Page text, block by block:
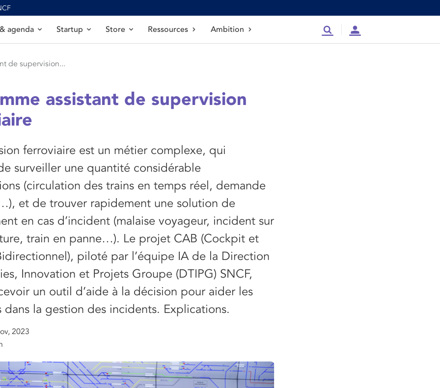
agenda Startup Store Ressources Ambition RechercheCompte
de supervision...
assistant de supervision
ferroviaire est un métier complexe, qui
surveiller une quantité considérable
(circulation des trains en temps réel, demande
et de trouver rapidement une solution de
en cas d’incident (malaise voyageur, incident sur
train en panne…). Le projet CAB (Cockpit et
piloté par l’équipe IA de la Direction
Innovation et Projets Groupe (DTIPG) SNCF,
un outil d’aide à la décision pour aider les
dans la gestion des incidents. Explications.
2023